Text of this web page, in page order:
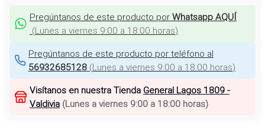
Pregúntanos de este producto por Whatsapp AQUÍ
(Lunes a viernes 9:00 a 18:00 horas)
Pregúntanos de este producto por teléfono al
56932685128 (Lunes a viernes 9:00 a 18:00 horas)
Visítanos en nuestra Tienda General Lagos 1809 -
Valdivia (Lunes a viernes 9:00 a 18:00 horas)